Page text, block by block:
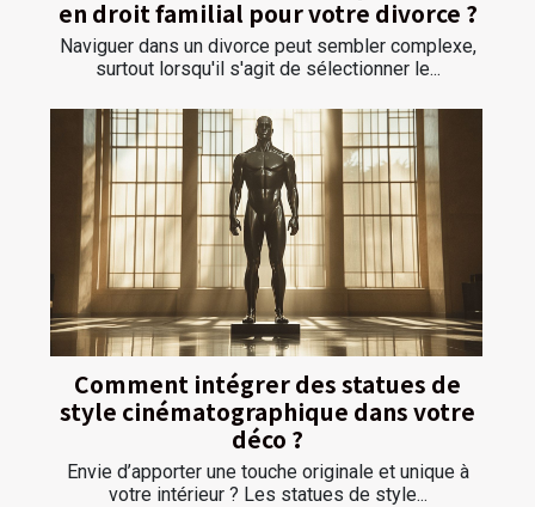
en droit familial pour votre divorce ?
Naviguer dans un divorce peut sembler complexe,
surtout lorsqu'il s'agit de sélectionner le...
Comment intégrer des statues de
style cinématographique dans votre
déco ?
Envie d’apporter une touche originale et unique à
votre intérieur ? Les statues de style...